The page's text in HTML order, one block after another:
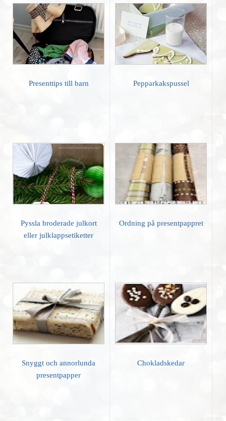
Presenttips till barn Pepparkakspussel
Pyssla broderade julkort
eller julklappsetiketter
Ordning på presentpappret
Snyggt och annorlunda
presentpapper
Chokladskedar